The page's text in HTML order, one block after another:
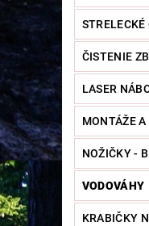
ČISTENIE
LASER
MONTÁŽE
NOŽIČKY -
VODOVÁHY
KRABIČKY